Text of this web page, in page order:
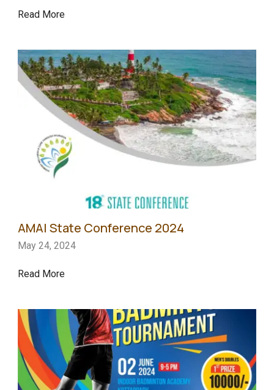
സർഗാത്മകതയുടെ മുഖപ്പതിപ്പാണ് കോളേജ്
അംഗീകരിക്കുന്നതിൻ്റെ ഭാഗമായി എ.എം. എ ഐ
നൽകുന്ന ആപത കോളേജ് മാഗസിൻ പുരസ്കാരം…
Read More
AMAI State Conference 2024
May 24, 2024
Read More